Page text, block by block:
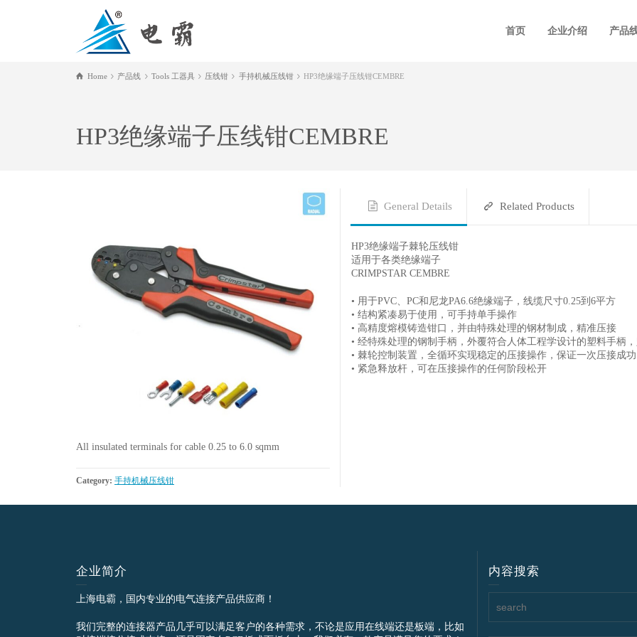
首页 企业介绍 产品
Home 产品线 Tools 工器具 压线钳 手持机械压线钳 HP3绝缘端子压线钳CEMBRE
HP3绝缘端子压线钳CEMBRE
All insulated terminals for cable 0.25 to 6.0 sqmm
Category: 手持机械压线钳
General Details Related Products
HP3绝缘端子棘轮压线钳
适用于各类绝缘端子
CRIMPSTAR CEMBRE
• 用于PVC、PC和尼龙PA6.6绝缘端子，线缆尺寸0.25到6平方
• 结构紧凑易于使用，可手持单手操作
• 高精度熔模铸造钳口，并由特殊处理的钢材制成，精准压接
• 经特殊处理的钢制手柄，外覆符合人体工程学设计的塑料手柄
• 棘轮控制装置，全循环实现稳定的压接操作，保证一次压接成功
• 紧急释放杆，可在压接操作的任何阶段松开
企业简介
上海电霸，国内专业的电气连接产品供应商！
我们完整的连接器产品几乎可以满足客户的各种需求，不论是应用在线端还是板端，比如
内容搜索